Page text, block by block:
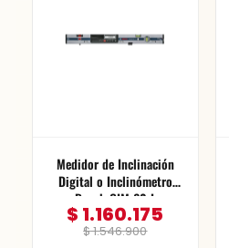
Medidor de Inclinación
Digital o Inclinómetro
Bosch GIM 60 L
$1.546.900
$ 1.160.175